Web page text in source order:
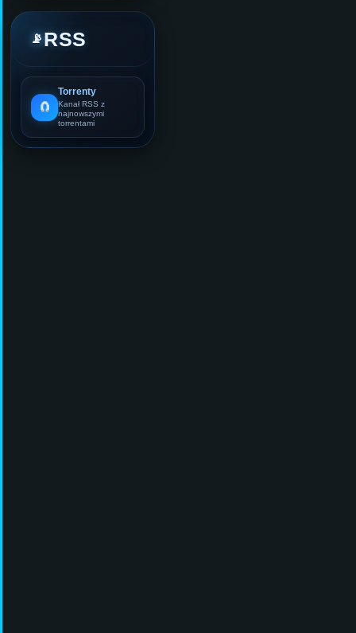
📡RSS
🧲
Torrenty
Kanał RSS z
najnowszymi
torrentami